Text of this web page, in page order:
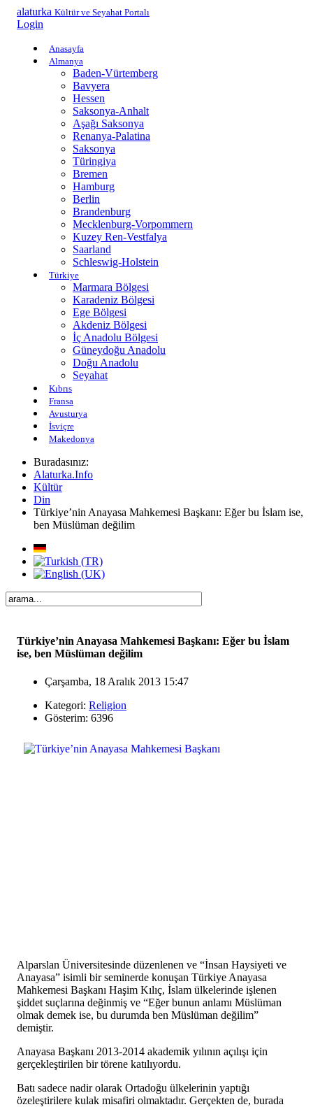
alaturka Kültür ve Seyahat Portalı
Login
Anasayfa
Almanya
Baden-Vürtemberg
Bavyera
Hessen
Saksonya-Anhalt
Aşağı Saksonya
Renanya-Palatina
Saksonya
Türingiya
Bremen
Hamburg
Berlin
Brandenburg
Mecklenburg-Vorpommern
Kuzey Ren-Vestfalya
Saarland
Schleswig-Holstein
Türkiye
Marmara Bölgesi
Karadeniz Bölgesi
Ege Bölgesi
Akdeniz Bölgesi
İç Anadolu Bölgesi
Güneydoğu Anadolu
Doğu Anadolu
Seyahat
Kıbrıs
Fransa
Avusturya
İsviçre
Makedonya
Buradasınız:
Alaturka.Info
Kültür
Din
Türkiye’nin Anayasa Mahkemesi Başkanı: Eğer bu İslam ise,
ben Müslüman değilim
Türkiye’nin Anayasa Mahkemesi Başkanı: Eğer bu İslam
ise, ben Müslüman değilim
Çarşamba, 18 Aralık 2013 15:47
Kategori: Religion
Gösterim: 6396
Alparslan Üniversitesinde düzenlenen ve “İnsan Haysiyeti ve
Anayasa” isimli bir seminerde konuşan Türkiye Anayasa
Mahkemesi Başkanı Haşim Kılıç, İslam ülkelerinde işlenen
şiddet suçlarına değinmiş ve “Eğer bunun anlamı Müslüman
olmak demek ise, bu durumda ben Müslüman değilim”
demiştir.
Anayasa Başkanı 2013-2014 akademik yılının açılışı için
gerçekleştirilen bir törene katılıyordu.
Batı sadece nadir olarak Ortadoğu ülkelerinin yaptığı
özeleştirilere kulak misafiri olmaktadır. Gerçekten de, burada